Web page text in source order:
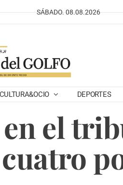
SÁBADO. 08.08.2026
CULTURA&OCIO DEPORTES
el